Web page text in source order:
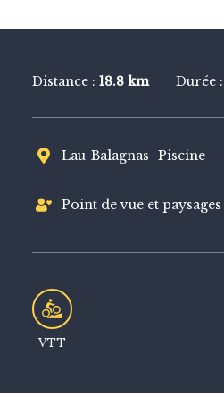
VTT
Distance : 18.8 km Durée :
Lau-Balagnas- Piscine
Point de vue et paysages
VTT